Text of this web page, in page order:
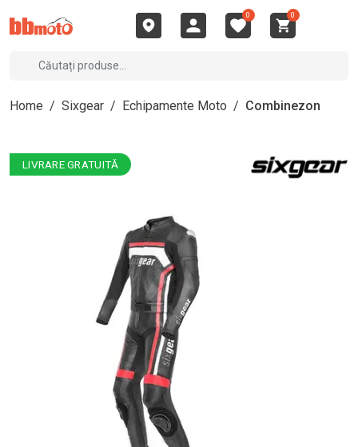
0 0
Home / Sixgear / Echipamente Moto / Combinezon
LIVRARE GRATUITĂ